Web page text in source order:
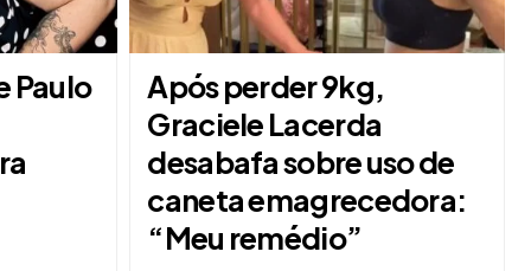
Paulo
Após perder 9kg,
Graciele Lacerda
desabafa sobre uso de
caneta emagrecedora:
“Meu remédio”